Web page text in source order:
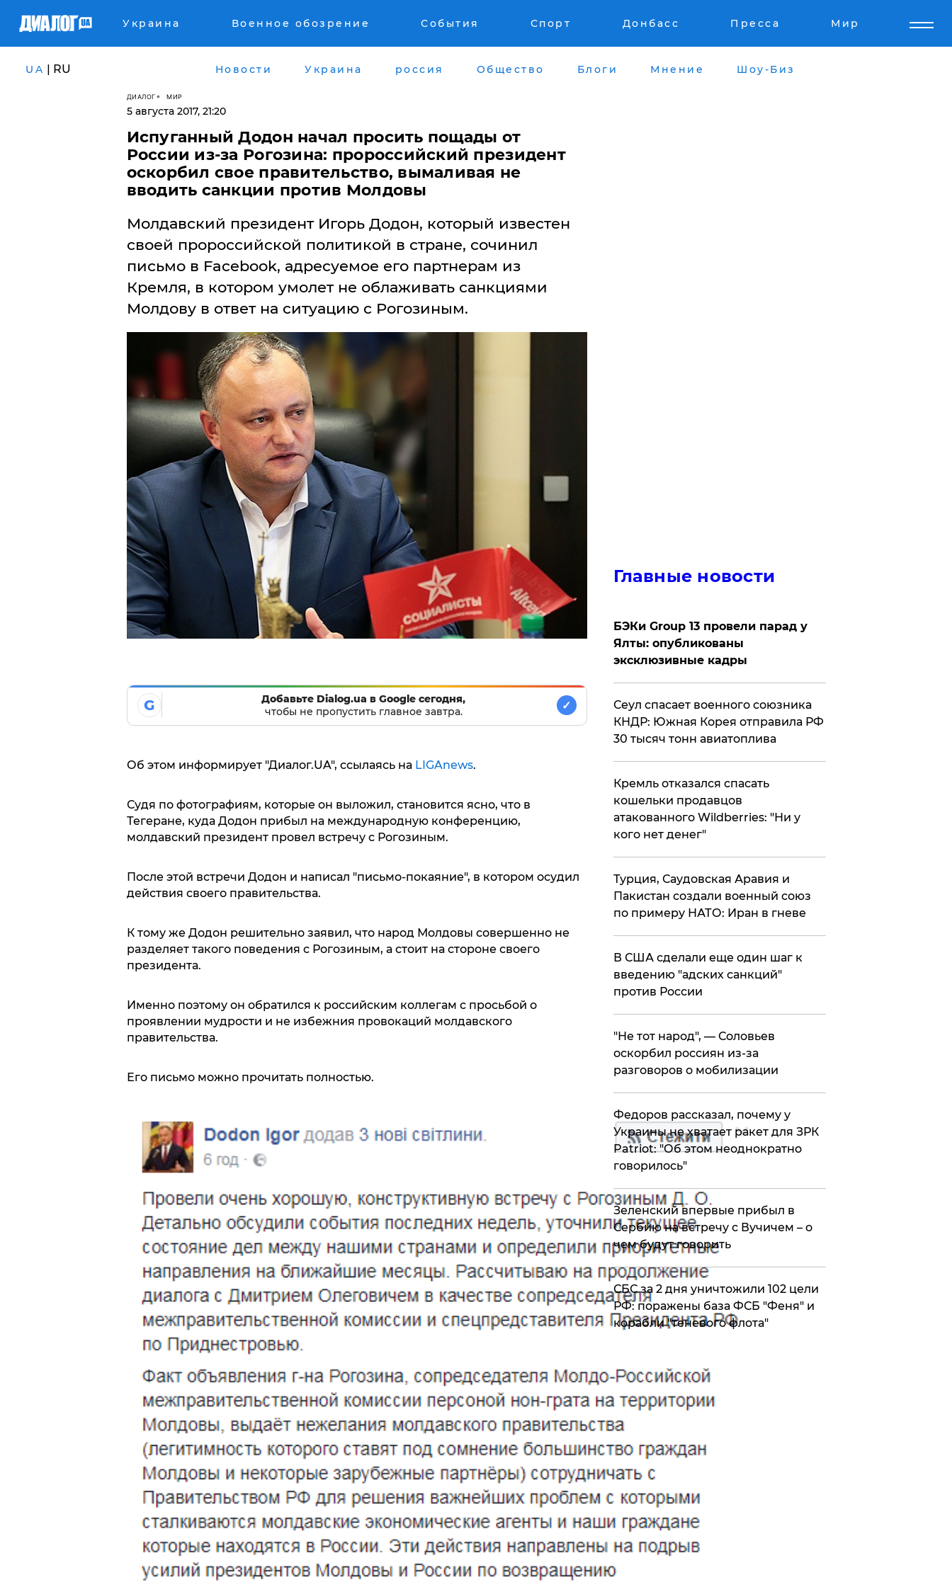
Украина Военное обозрение События Спорт Донбасс Пресса Мир
UA | RU Новости Украина россия Общество Блоги Мнение Шоу-Биз
ДИАЛОГ МИР
5 августа 2017, 21:20
Испуганный Додон начал просить пощады от
России из-за Рогозина: пророссийский президент
оскорбил свое правительство, вымаливая не
вводить санкции против Молдовы
Молдавский президент Игорь Додон, который известен
своей пророссийской политикой в стране, сочинил
письмо в Facebook, адресуемое его партнерам из
Кремля, в котором умолет не облаживать санкциями
Молдову в ответ на ситуацию с Рогозиным.
G
Добавьте Dialog.ua в Google сегодня,
чтобы не пропустить главное завтра.
✓
Об этом информирует "Диалог.UA", ссылаясь на LIGAnews.
Судя по фотографиям, которые он выложил, становится ясно, что в
Тегеране, куда Додон прибыл на международную конференцию,
молдавский президент провел встречу с Рогозиным.
После этой встречи Додон и написал "письмо-покаяние", в котором осудил
действия своего правительства.
К тому же Додон решительно заявил, что народ Молдовы совершенно не
разделяет такого поведения с Рогозиным, а стоит на стороне своего
президента.
Именно поэтому он обратился к российским коллегам с просьбой о
проявлении мудрости и не избежния провокаций молдавского
правительства.
Его письмо можно прочитать полностью.
Главные новости
​БЭКи Group 13 провели парад у
Ялты: опубликованы
эксклюзивные кадры
​Сеул спасает военного союзника
КНДР: Южная Корея отправила РФ
30 тысяч тонн авиатоплива
Кремль отказался спасать
кошельки продавцов
атакованного Wildberries: "Ни у
кого нет денег"
Турция, Саудовская Аравия и
Пакистан создали военный союз
по примеру НАТО: Иран в гневе
В США сделали еще один шаг к
введению "адских санкций"
против России
​"Не тот народ", — Соловьев
оскорбил россиян из-за
разговоров о мобилизации
Федоров рассказал, почему у
Украины не хватает ракет для ЗРК
Patriot: "Об этом неоднократно
говорилось"
Зеленский впервые прибыл в
Сербию на встречу с Вучичем – о
чем будут говорить
СБС за 2 дня уничтожили 102 цели
РФ: поражены база ФСБ "Феня" и
корабли "теневого флота"